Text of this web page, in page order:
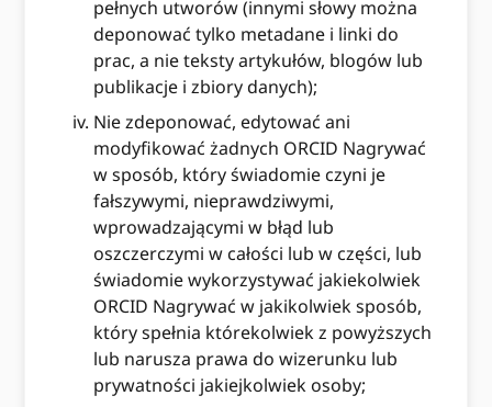
pełnych utworów (innymi słowy można
deponować tylko metadane i linki do
prac, a nie teksty artykułów, blogów lub
publikacje i zbiory danych);
Nie zdeponować, edytować ani
modyfikować żadnych ORCID Nagrywać
w sposób, który świadomie czyni je
fałszywymi, nieprawdziwymi,
wprowadzającymi w błąd lub
oszczerczymi w całości lub w części, lub
świadomie wykorzystywać jakiekolwiek
ORCID Nagrywać w jakikolwiek sposób,
który spełnia którekolwiek z powyższych
lub narusza prawa do wizerunku lub
prywatności jakiejkolwiek osoby;